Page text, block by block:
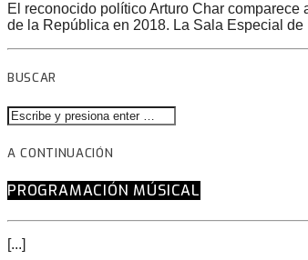
El reconocido político Arturo Char
de la República en 2018. La Sala Especial
BUSCAR
A CONTINUACIÓN
PROGRAMACIÓN MÚSICAL
[...]